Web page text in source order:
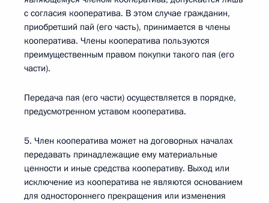
с согласия кооператива. В этом случае гражданин,
приобретший пай (его часть), принимается в члены
кооператива. Члены кооператива пользуются
преимущественным правом покупки такого пая (его
части).
Передача пая (его части) осуществляется в порядке,
предусмотренном уставом кооператива.
5. Член кооператива может на договорных началах
передавать принадлежащие ему материальные
ценности и иные средства кооперативу. Выход или
исключение из кооператива не являются основанием
для одностороннего прекращения или изменения